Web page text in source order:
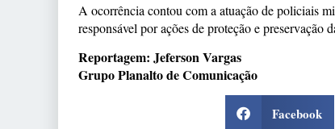
A ocorrência contou com a atuação de policiais
responsável por ações de proteção e preservação
Reportagem: Jeferson Vargas
Grupo Planalto de Comunicação
Facebook